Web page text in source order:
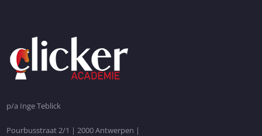
p/a Inge Teblick
Pourbusstraat 2/1 | 2000 Antwerpen |